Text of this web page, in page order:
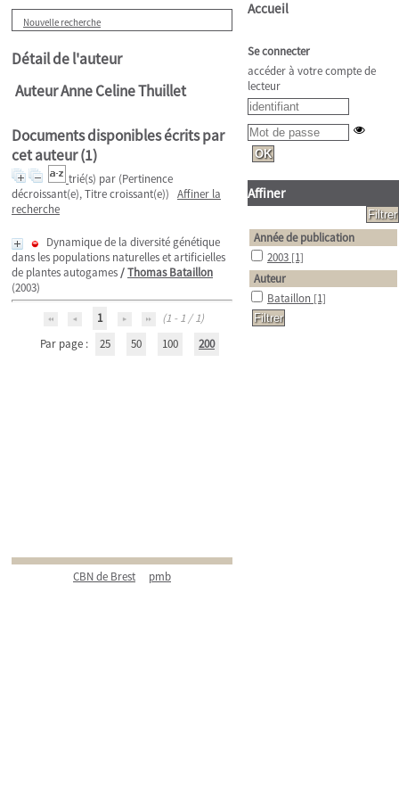
Nouvelle recherche
Détail de l'auteur
Auteur Anne Celine Thuillet
Documents disponibles écrits par
cet auteur (1)
trié(s) par (Pertinence
décroissant(e), Titre croissant(e)) Affiner la
recherche
Dynamique de la diversité génétique
dans les populations naturelles et artificielles
de plantes autogames/Thomas Bataillon
(2003)
1
(1 - 1 / 1)
Par page :
25 50 100 200
CBN de Brest pmb
Accueil
Se connecter
accéder à votre compte de
lecteur
Affiner
Année de publication
2003 [1]
Auteur
Bataillon [1]